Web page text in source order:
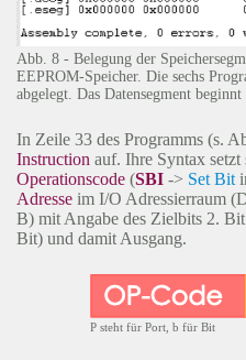
Abb. 8 - Belegung der
EEPROM-Speicher. Die sechs
abgelegt. Das Datensegment
In Zeile 33 des Programms (s.
Instruction auf. Ihre Syntax setzt
Operationscode (SBI -> Set Bit
Adresse im I/O Adressierraum
B) mit Angabe des Zielbits 2.
Bit) und damit Ausgang.
P steht für Port, b für Bit